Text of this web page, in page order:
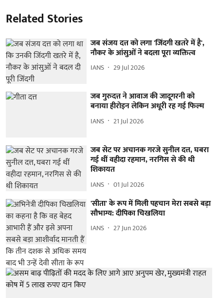
Related Stories
जब संजय दत्त को लगा 'जिंदगी खतरे में है',
नौकर के आंसुओं ने बदला पूरा व्यक्तित्व
IANS 29 Jul 2026
जब गुरुदत्त ने आवाज की जादूगरनी को
बनाया हीरोइन लेकिन अधूरी रह गई फिल्म
IANS 21 Jul 2026
जब सेट पर अचानक गरजे सुनील दत्त, घबरा
गई थीं वहीदा रहमान, नरगिस से की थी
शिकायत
IANS 01 Jul 2026
'सीता' के रूप में मिली पहचान मेरा सबसे बड़ा
सौभाग्य: दीपिका चिखलिया
IANS 27 Jun 2026